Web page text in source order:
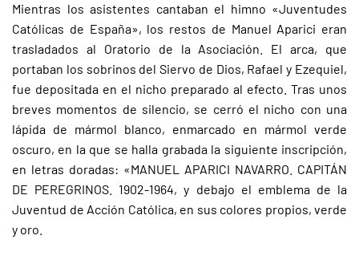
Mientras los asistentes cantaban el himno «Juventudes
Católicas de España», los restos de Manuel Aparici eran
trasladados al Oratorio de la Asociación. El arca, que
portaban los sobrinos del Siervo de Dios, Rafael y Ezequiel,
fue depositada en el nicho preparado al efecto. Tras unos
breves momentos de silencio, se cerró el nicho con una
lápida de mármol blanco, enmarcado en mármol verde
oscuro, en la que se halla grabada la siguiente inscripción,
en letras doradas: «MANUEL APARICI NAVARRO. CAPITÁN
DE PEREGRINOS. 1902-1964, y debajo el emblema de la
Juventud de Acción Católica, en sus colores propios, verde
y oro.